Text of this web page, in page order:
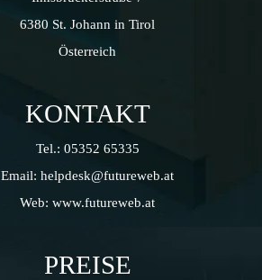
6380 St. Johann in Tirol
Österreich
KONTAKT
Tel.: 05352 65335
Email: helpdesk@futureweb.at
Web: www.futureweb.at
PREISE